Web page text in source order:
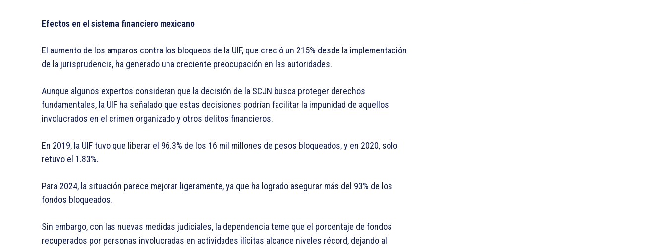
Efectos en el sistema financiero mexicano
El aumento de los amparos contra los bloqueos de la UIF, que creció un 215% desde la implementación
de la jurisprudencia, ha generado una creciente preocupación en las autoridades.
Aunque algunos expertos consideran que la decisión de la SCJN busca proteger derechos
fundamentales, la UIF ha señalado que estas decisiones podrían facilitar la impunidad de aquellos
involucrados en el crimen organizado y otros delitos financieros.
En 2019, la UIF tuvo que liberar el 96.3% de los 16 mil millones de pesos bloqueados, y en 2020, solo
retuvo el 1.83%.
Para 2024, la situación parece mejorar ligeramente, ya que ha logrado asegurar más del 93% de los
fondos bloqueados.
Sin embargo, con las nuevas medidas judiciales, la dependencia teme que el porcentaje de fondos
recuperados por personas involucradas en actividades ilícitas alcance niveles récord, dejando al